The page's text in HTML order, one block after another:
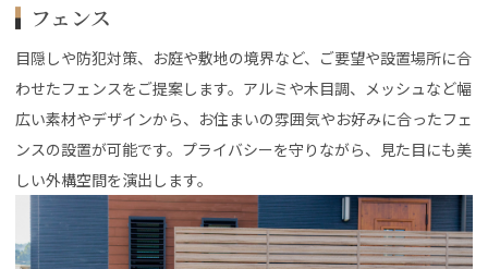
フェンス
目隠しや防犯対策、お庭や敷地の境界など、ご要望や設置場所に合
わせたフェンスをご提案します。アルミや木目調、メッシュなど幅
広い素材やデザインから、お住まいの雰囲気やお好みに合ったフェ
ンスの設置が可能です。プライバシーを守りながら、見た目にも美
しい外構空間を演出します。